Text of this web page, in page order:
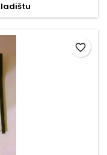
favorite_border